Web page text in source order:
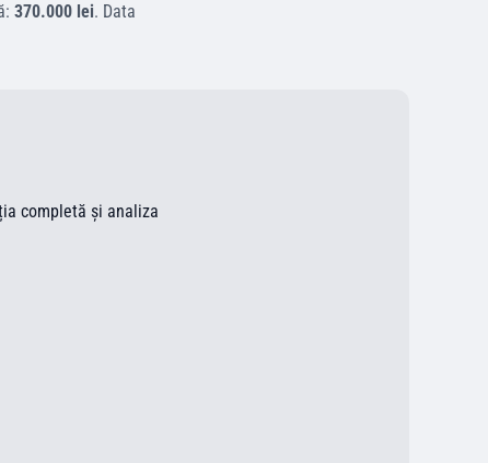
370.000 lei. Data
completă și analiza